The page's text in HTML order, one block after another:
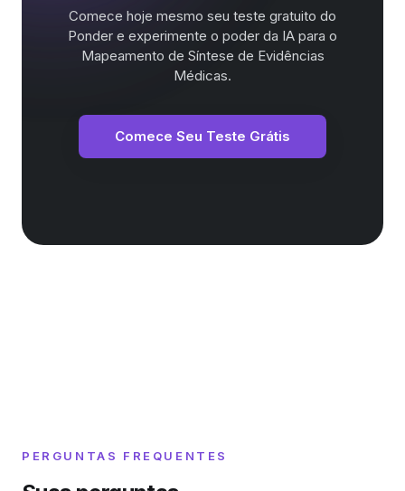
Comece hoje mesmo seu teste gratuito do
Ponder e experimente o poder da IA para o
Mapeamento de Síntese de Evidências
Médicas.
Comece Seu Teste Grátis
PERGUNTAS FREQUENTES